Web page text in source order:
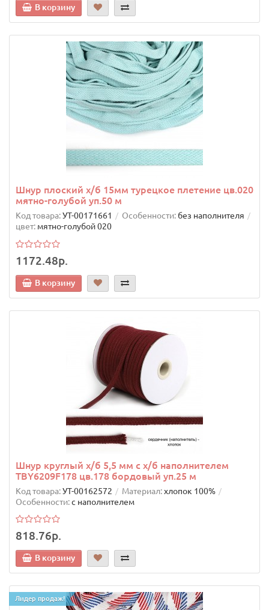
В корзину
Шнур плоский х/б 15мм турецкое плетение цв.020
мятно-голубой уп.50 м
Код товара:УТ-00171661 Особенности: без наполнителя
цвет: мятно-голубой 020
1172.48р.
В корзину
Шнур круглый х/б 5,5 мм с х/б наполнителем
TBY6209F178 цв.178 бордовый уп.25 м
Код товара:УТ-00162572 Материал:хлопок 100%
Особенности:с наполнителем
818.76р.
В корзину
Лидер продаж!